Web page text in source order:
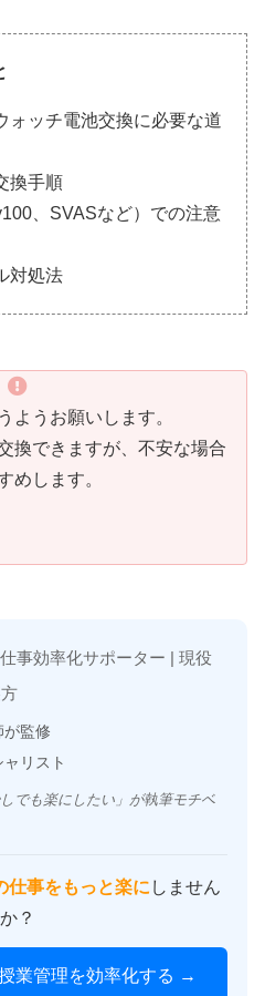
ッチ電池交換に必要な道
換手順
、SVASなど）での注意
対処法
ようお願いします。
換できますが、不安な場合
めします。
事効率化サポーター | 現役
が監修
リスト
しでも楽にしたい」が執筆モチベ
仕事をもっと楽に しません
か？
業管理を効率化する →